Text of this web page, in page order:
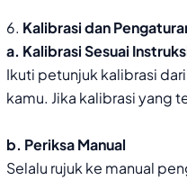
6. Kalibrasi dan
a. Kalibrasi Sesuai
Ikuti petunjuk kalibrasi
kamu. Jika kalibrasi yang
b. Periksa Manual
Selalu rujuk ke manual